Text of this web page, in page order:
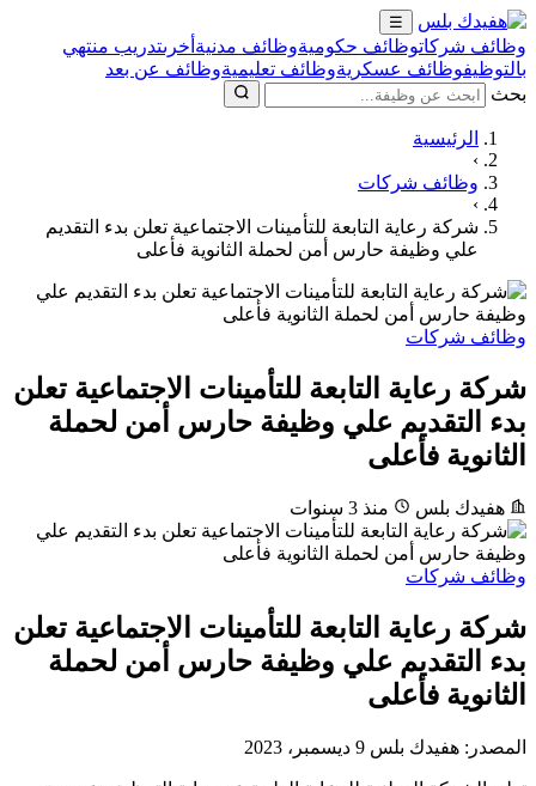
☰
وظائف شركاتوظائف حكوميةوظائف مدنية أخرىتدريب منتهي
بالتوظيفوظائف عسكريةوظائف تعليميةوظائف عن بعد
بحث
الرئيسية
›
وظائف شركات
›
شركة رعاية التابعة للتأمينات الاجتماعية تعلن بدء التقديم
علي وظيفة حارس أمن لحملة الثانوية فأعلى
وظائف شركات
شركة رعاية التابعة للتأمينات الاجتماعية تعلن
بدء التقديم علي وظيفة حارس أمن لحملة
الثانوية فأعلى
هفيدك بلس منذ 3 سنوات
وظائف شركات
شركة رعاية التابعة للتأمينات الاجتماعية تعلن
بدء التقديم علي وظيفة حارس أمن لحملة
الثانوية فأعلى
المصدر: هفيدك بلس 9 ديسمبر، 2023